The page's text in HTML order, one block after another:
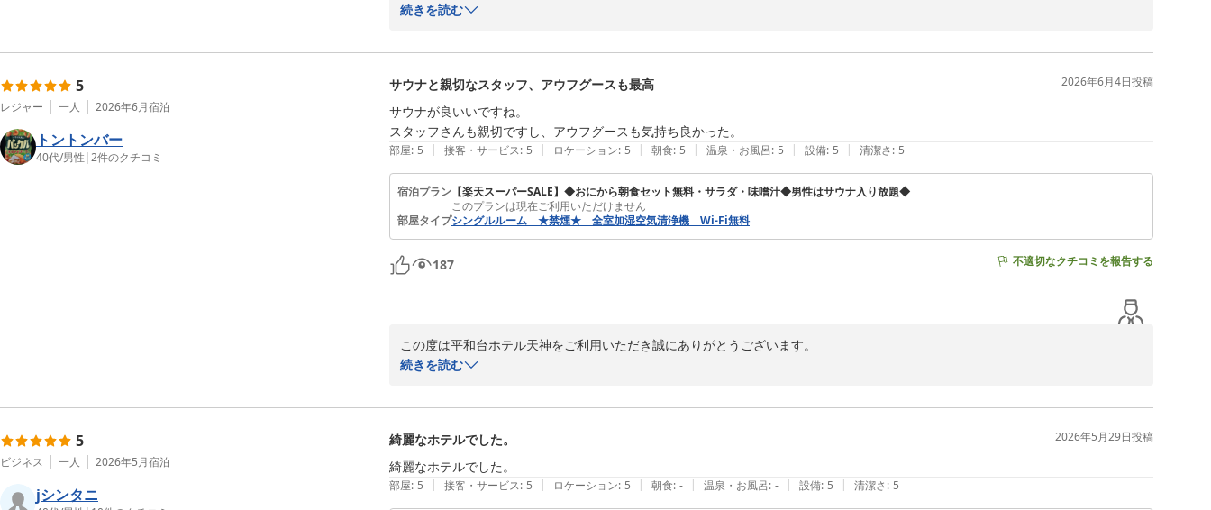
また嬉しい口コミをありがとうございます。
「サウナが最高に気持ちよかった」とのお言葉をいただき、大変嬉しく思います。快適にお過ごしいただき、リフレッシュしてい
これからも皆さまに心地よい時間をお届けできるよう努めてまいります。またのご来店をスタッフ一同、心よりお待ちしておりま
す。
平和台ホテル天神
2026-06-13
続きを読む
5
レジャー 一人 2026年6月宿泊
トントンバー
40代/男性 |2件のクチコミ
サウナと親切なスタッフ、アウフグースも最高 2026年6月4日投稿
サウナが良いいですね。
部屋: 5 | 接客・サービス: 5 | ロケーション: 5 | 朝食: 5 | 温泉・お風呂: 5 | 設備: 5 | 清潔さ: 5
宿泊プラン 【楽天スーパーSALE】◆おにから朝食セット無料・サラダ・味噌汁◆男性はサウナ入り放題◆
このプランは現在ご利用いただけません
部屋タイプシングルルーム ★禁煙★ 全室加湿空気清浄機 Wi-Fi無料
187 不適切なクチコミを報告する
この度は平和台ホテル天神をご利用いただき誠にありがとうございます。
また福岡へお越しの際にお会いできますことを、心よりお待ちしております。
続きを読む
5
ビジネス 一人 2026年5月宿泊
jシンタニ
綺麗なホテルでした。 2026年5月29日投稿
部屋: 5 | 接客・サービス: 5 | ロケーション: 5 | 朝食: - | 温泉・お風呂: - | 設備: 5 | 清潔さ: 5